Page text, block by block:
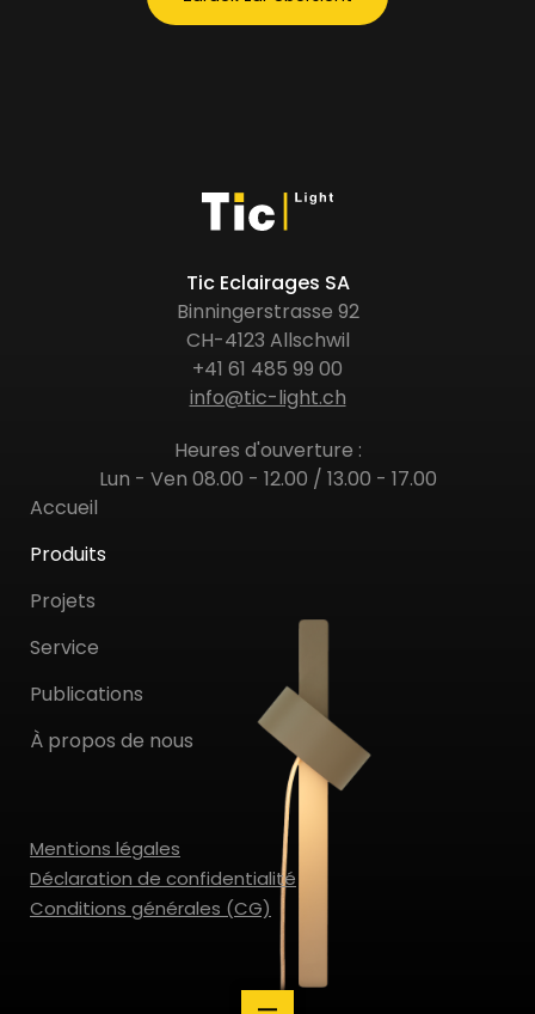
Tic Eclairages SA
Binningerstrasse 92
CH-4123 Allschwil
+41 61 485 99 00
info@tic-light.ch
Heures d'ouverture :
Lun - Ven 08.00 - 12.00 / 13.00 - 17.00
Accueil
Produits
Projets
Service
Publications
À propos de nous
Mentions légales
Déclaration de confidentialité
Conditions générales (CG)